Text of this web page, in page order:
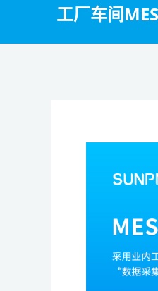
工厂车间